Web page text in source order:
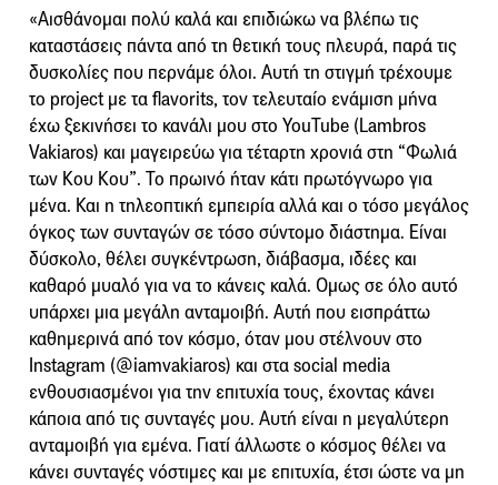
«Αισθάνομαι πολύ καλά και επιδιώκω να βλέπω τις
καταστάσεις πάντα από τη θετική τους πλευρά, παρά τις
δυσκολίες που περνάμε όλοι. Αυτή τη στιγμή τρέχουμε
το project με τα flavorits, τον τελευταίο ενάμιση μήνα
έχω ξεκινήσει το κανάλι μου στο YouTube (Lambros
Vakiaros) και μαγειρεύω για τέταρτη χρονιά στη “Φωλιά
των Κου Κου”. Το πρωινό ήταν κάτι πρωτόγνωρο για
μένα. Και η τηλεοπτική εμπειρία αλλά και ο τόσο μεγάλος
όγκος των συνταγών σε τόσο σύντομο διάστημα. Είναι
δύσκολο, θέλει συγκέντρωση, διάβασμα, ιδέες και
καθαρό μυαλό για να το κάνεις καλά. Oμως σε όλο αυτό
υπάρχει μια μεγάλη ανταμοιβή. Αυτή που εισπράττω
καθημερινά από τον κόσμο, όταν μου στέλνουν στο
Instagram (@iamvakiaros) και στα social media
ενθουσιασμένοι για την επιτυχία τους, έχοντας κάνει
κάποια από τις συνταγές μου. Αυτή είναι η μεγαλύτερη
ανταμοιβή για εμένα. Γιατί άλλωστε ο κόσμος θέλει να
κάνει συνταγές νόστιμες και με επιτυχία, έτσι ώστε να μη